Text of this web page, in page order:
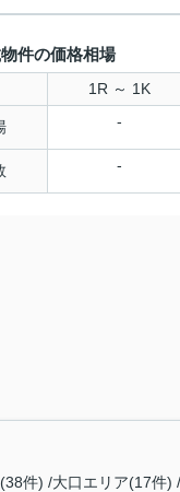
件の価格相場
1R ～ 1K
-
-
件) 大口エリア(17件)